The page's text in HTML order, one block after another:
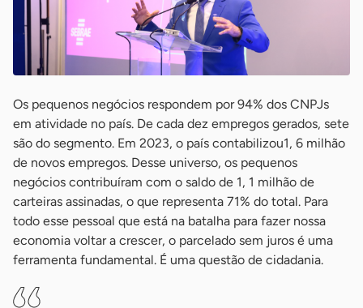
Os pequenos negócios respondem por 94% dos CNPJs
em atividade no país. De cada dez empregos gerados, sete
são do segmento. Em 2023, o país contabilizou1, 6 milhão
de novos empregos. Desse universo, os pequenos
negócios contribuíram com o saldo de 1, 1 milhão de
carteiras assinadas, o que representa 71% do total. Para
todo esse pessoal que está na batalha para fazer nossa
economia voltar a crescer, o parcelado sem juros é uma
ferramenta fundamental. É uma questão de cidadania.